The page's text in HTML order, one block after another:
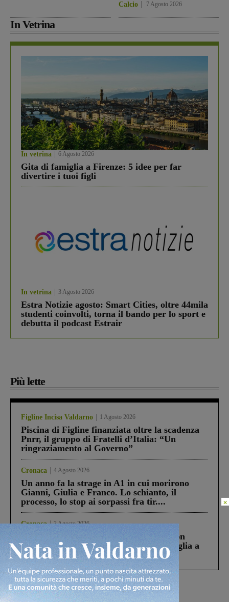
Calcio 7 Agosto 2026
In Vetrina
In vetrina 6 Agosto 2026
Gita di famiglia a Firenze: 5 idee per far
divertire i tuoi figli
In vetrina 3 Agosto 2026
Estra Notizie agosto: Smart Cities, oltre 44mila
studenti coinvolti, torna il bando per lo sport e
debutta il podcast Estrair
Più lette
Figline Incisa Valdarno 1 Agosto 2026
Piscina di Figline finanziata oltre la scadenza
Pnrr, il gruppo di Fratelli d’Italia: “Un
ringraziamento al Governo”
Cronaca 4 Agosto 2026
Un anno fa la strage in A1 in cui morirono
Gianni, Giulia e Franco. Lo schianto, il
processo, lo stop ai sorpassi fra tir....
Cronaca 3 Agosto 2026
Scomparso da una struttura di Castiglion
Fiorentino l’uomo che aveva ucciso la figlia a
Levane nel 2020
×